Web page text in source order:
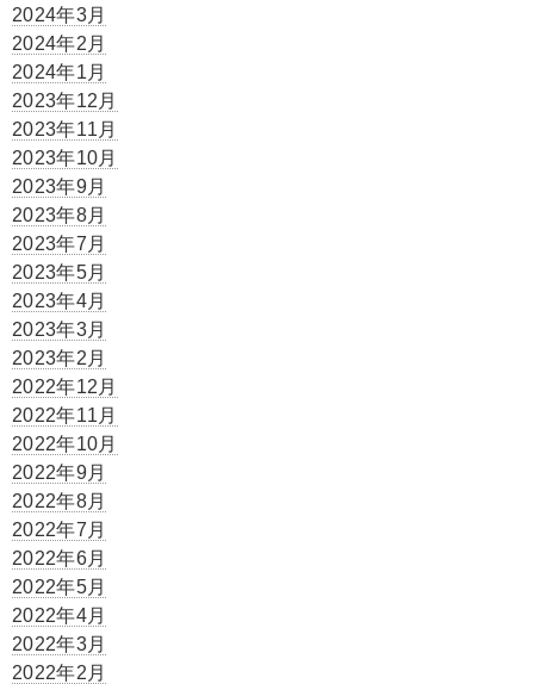
2024年3月
2024年2月
2024年1月
2023年12月
2023年11月
2023年10月
2023年9月
2023年8月
2023年7月
2023年5月
2023年4月
2023年3月
2023年2月
2022年12月
2022年11月
2022年10月
2022年9月
2022年8月
2022年7月
2022年6月
2022年5月
2022年4月
2022年3月
2022年2月